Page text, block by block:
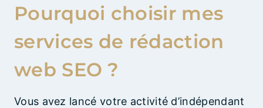
Pourquoi choisir mes
services de rédaction
web SEO ?
Vous avez lancé votre activité d’indépendant